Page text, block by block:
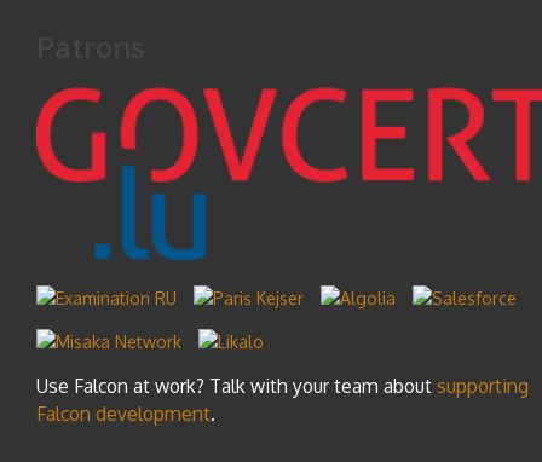
Use Falcon at work? Talk with your team about supporting
Falcon development.